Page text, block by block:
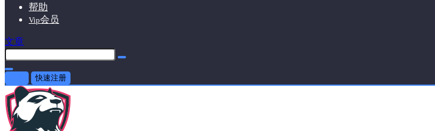
帮助
Vip会员
文章
快速注册